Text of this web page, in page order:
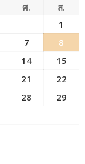
ศ.
ส.
1
7
8
14
15
21
22
28
29